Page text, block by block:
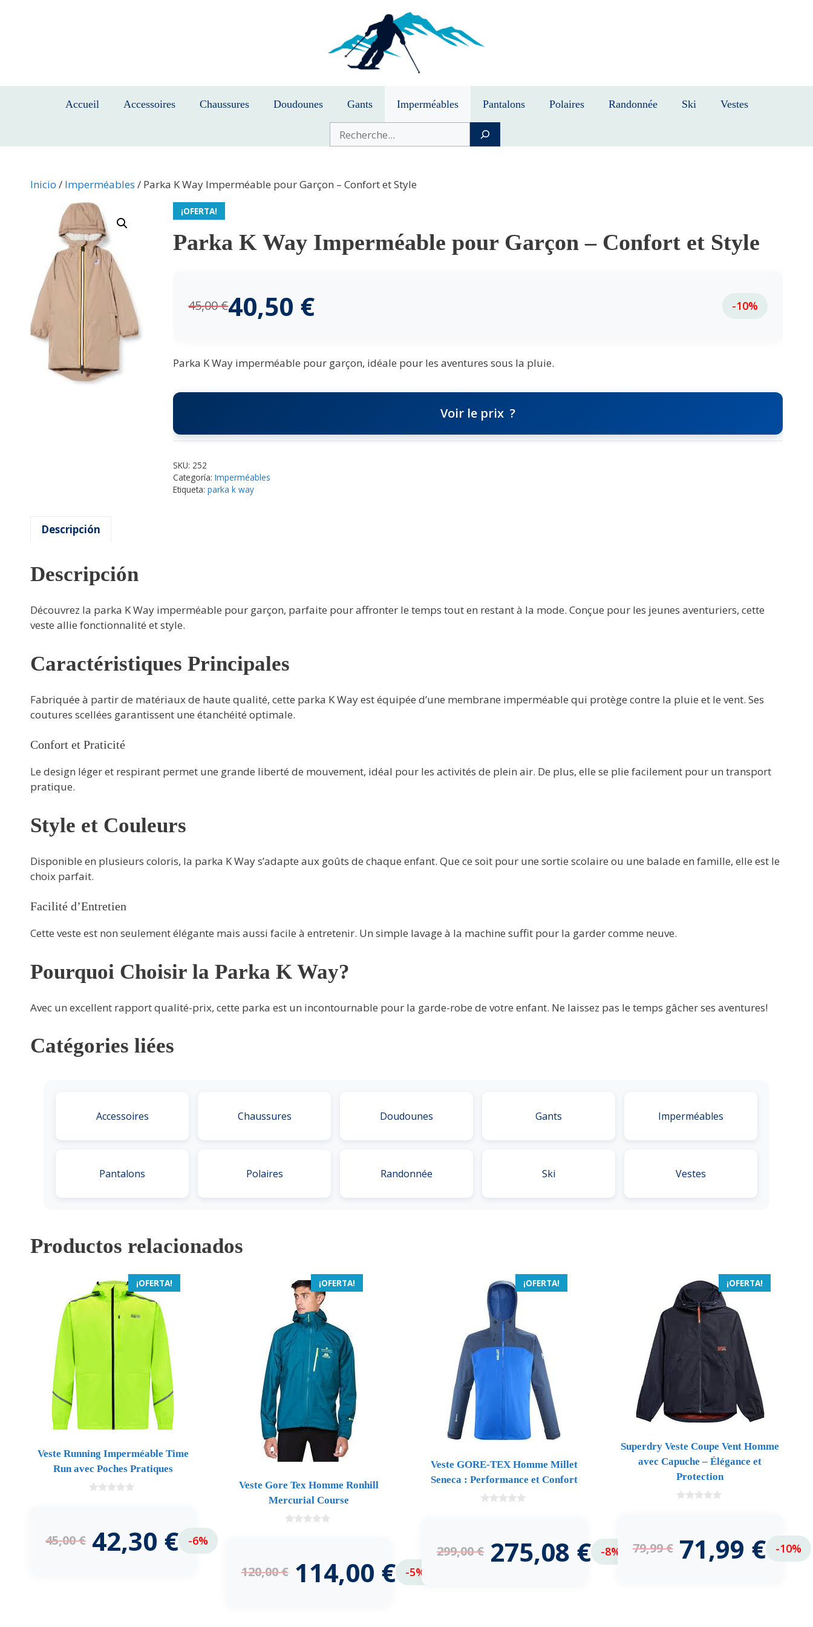
Accueil Accessoires Chaussures Doudounes Gants Imperméables Pantalons Polaires Randonnée Ski Vestes
Buscar
Inicio / Imperméables / Parka K Way Imperméable pour Garçon – Confort et Style
¡OFERTA!
Parka K Way Imperméable pour Garçon – Confort et Style
45,00€40,50 € -10%
Parka K Way imperméable pour garçon, idéale pour les aventures sous la pluie.
Voir le prix
SKU: 252
Categoría:Imperméables
Etiqueta:parka k way
Descripción
Descripción
Découvrez la parka K Way imperméable pour garçon, parfaite pour affronter le temps tout en restant à la mode. Conçue pour les jeunes aventuriers, cette
veste allie fonctionnalité et style.
Caractéristiques Principales
Fabriquée à partir de matériaux de haute qualité, cette parka K Way est équipée d’une membrane imperméable qui protège contre la pluie et le vent. Ses
coutures scellées garantissent une étanchéité optimale.
Confort et Praticité
Le design léger et respirant permet une grande liberté de mouvement, idéal pour les activités de plein air. De plus, elle se plie facilement pour un transport
pratique.
Style et Couleurs
Disponible en plusieurs coloris, la parka K Way s’adapte aux goûts de chaque enfant. Que ce soit pour une sortie scolaire ou une balade en famille, elle est le
choix parfait.
Facilité d’Entretien
Cette veste est non seulement élégante mais aussi facile à entretenir. Un simple lavage à la machine suffit pour la garder comme neuve.
Pourquoi Choisir la Parka K Way?
Avec un excellent rapport qualité-prix, cette parka est un incontournable pour la garde-robe de votre enfant. Ne laissez pas le temps gâcher ses aventures!
Catégories liées
Accessoires Chaussures Doudounes Gants Imperméables
Pantalons Polaires Randonnée Ski Vestes
Productos relacionados
¡OFERTA!
Veste Running Imperméable Time
Run avec Poches Pratiques
45,00€ 42,30 € -6%
¡OFERTA!
Veste Gore Tex Homme Ronhill
Mercurial Course
120,00€ 114,00 € -5%
¡OFERTA!
Veste GORE-TEX Homme Millet
Seneca : Performance et Confort
299,00€ 275,08 € -8%
¡OFERTA!
Superdry Veste Coupe Vent Homme
avec Capuche – Élégance et
Protection
79,99€ 71,99 € -10%